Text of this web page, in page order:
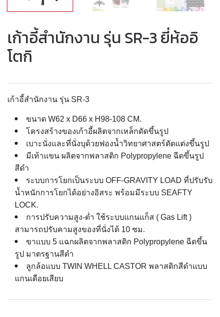
เก้าอี้สำนักงาน รุ่น SR-3 ยี่ห้ออิ
โตกิ
เก้าอี้สำนักงาน รุ่น SR-3
ขนาด W62 x D66 x H98-108 CM.
โครงสร้างของเก้าอี้ผลิตจากเหล็กดัดขึ้นรูป
เบาะนั่งและที่นั่งบุด้วยฟองน้ำวิทยาศาสตร์ตัดแต่งขึ้นรูป
มีเท้าแขน ผลิตจากพลาสติก Polypropylene ฉีดขึ้นรูป
สีดำ
ระบบการโยกเป็นระบบ OFF-GRAVITY LOAD ที่ปรับรับ
น้ำหนักการโยกได้อย่างอิสระ พร้อมมีระบบ SEAFTY
LOCK.
การปรับความสูง-ต่ำ ใช้ระบบแกนแก็ส ( Gas Lift )
สามารถปรับคามสูงของที่นั่งได้ 10 ซม.
ขาแบบ 5 แฉกผลิตจากพลาสติก Polypropylene ฉีดขึ้น
รูป มาตรฐานสีดํา
ลูกล้อแบบ TWIN WHELL CASTOR พลาสติกสีดําแบบ
แกนเดือยเสียบ